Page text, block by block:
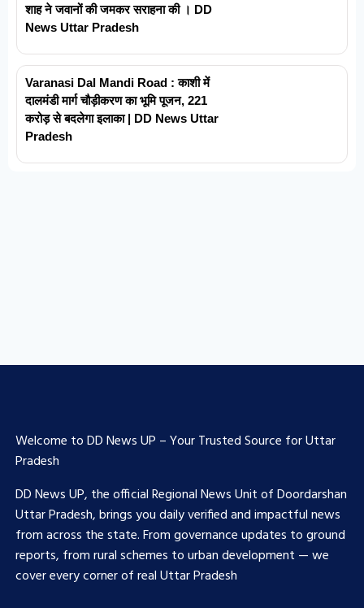
शाह ने जवानों की जमकर सराहना की । DD
News Uttar Pradesh
Varanasi Dal Mandi Road : काशी में
दालमंडी मार्ग चौड़ीकरण का भूमि पूजन, 221
करोड़ से बदलेगा इलाका | DD News Uttar
Pradesh
Welcome to DD News UP – Your Trusted Source for Uttar
Pradesh
DD News UP, the official Regional News Unit of Doordarshan
Uttar Pradesh, brings you daily verified and impactful news
from across the state. From governance updates to ground
reports, from rural schemes to urban development — we
cover every corner of real Uttar Pradesh